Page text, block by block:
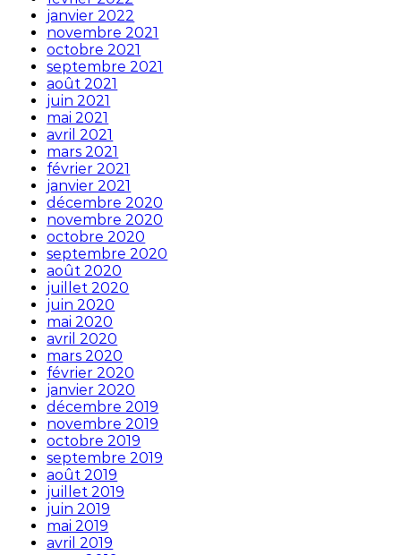
janvier 2022
novembre 2021
octobre 2021
septembre 2021
août 2021
juin 2021
mai 2021
avril 2021
mars 2021
février 2021
janvier 2021
décembre 2020
novembre 2020
octobre 2020
septembre 2020
août 2020
juillet 2020
juin 2020
mai 2020
avril 2020
mars 2020
février 2020
janvier 2020
décembre 2019
novembre 2019
octobre 2019
septembre 2019
août 2019
juillet 2019
juin 2019
mai 2019
avril 2019